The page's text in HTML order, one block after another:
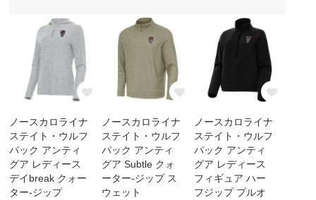
ノースカロライナ
ステイト・ウルフ
パック アンティ
グア レディース
デイbreak クォー
ター-ジップ
ノースカロライナ
ステイト・ウルフ
パック アンティ
グア Subtle クォ
ーター-ジップ ス
ウェット
ノースカロライナ
ステイト・ウルフ
パック アンティ
グア レディース
フィギュア ハー
フジップ プルオ